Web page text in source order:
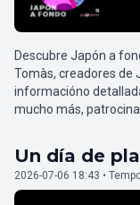
Descubre Japón a
Tomàs, creadores de
informacióno
mucho más,
Un día de
2026-07-06 18:43 •